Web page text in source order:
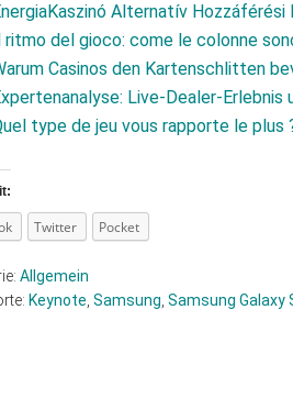
Alternatív
ritmo del gioco: come le colonne
Casinos den Kartenschlitten
type de jeu vous rapporte le plus
Twitter Pocket
Allgemein
Keynote Samsung Samsung Galaxy